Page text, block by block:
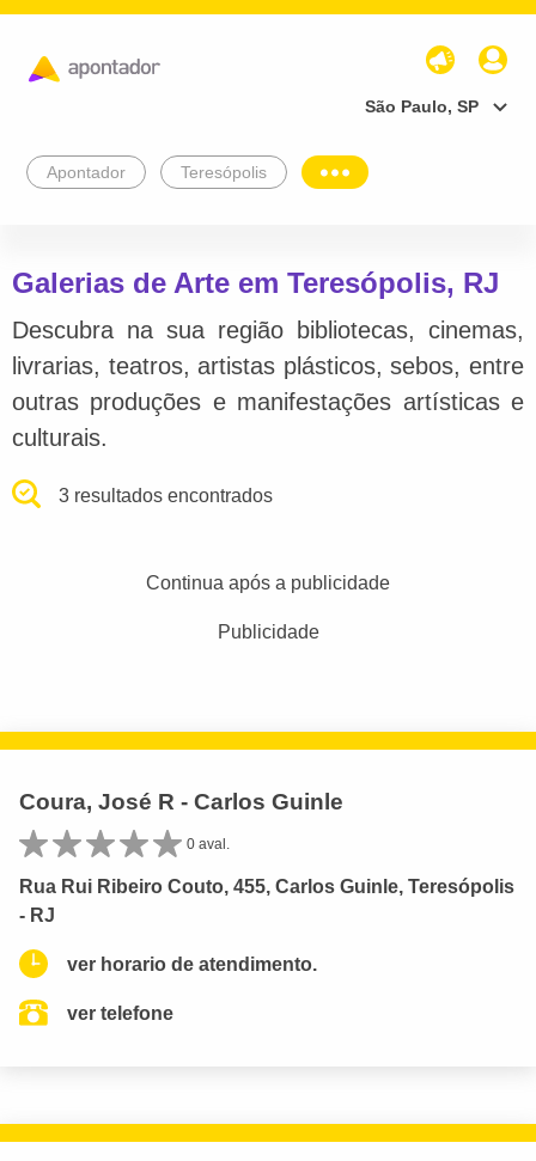
São Paulo, SP
Apontador Teresópolis
Galerias de Arte em Teresópolis, RJ
Descubra na sua região bibliotecas, cinemas,
livrarias, teatros, artistas plásticos, sebos, entre
outras produções e manifestações artísticas e
culturais.
3 resultados encontrados
Continua após a publicidade
Publicidade
Coura, José R - Carlos Guinle
0 aval.
Rua Rui Ribeiro Couto, 455, Carlos Guinle, Teresópolis
- RJ
ver horario de atendimento.
ver telefone